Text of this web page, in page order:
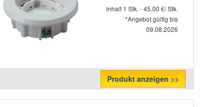
Inhalt 1 Stk. - 45,00 €/ Stk.
*Angebot gültig bis
09.08.2026
Produkt anzeigen >>